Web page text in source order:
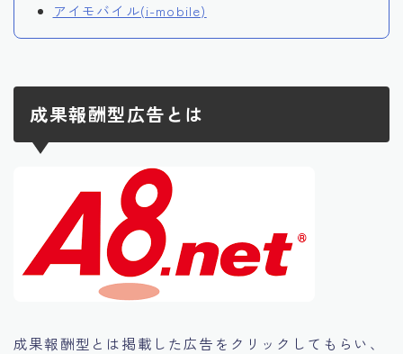
アイモバイル(i-mobile)
成果報酬型広告とは
成果報酬型とは掲載した広告をクリックしてもらい、